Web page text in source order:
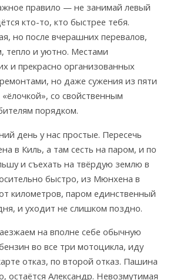
правило — не занимай левый
кто-то, кто быстрее тебя.
но после вчерашних перевалов,
тепло и уютно. Местами
и прекрасно организованных
но даже сужения из пяти
со свойственным
порядком.
день у нас простые. Пересечь
в Киль, а там сесть на паром, и по
и съехать на твёрдую землю в
быстро, из Мюнхена в
километров, паром единственный
и уходит не слишком поздно.
на вполне себе обычную
во все три мотоцикла, иду
отказ, по второй отказ. Пашина
остаётся Александр. Невозмутимая